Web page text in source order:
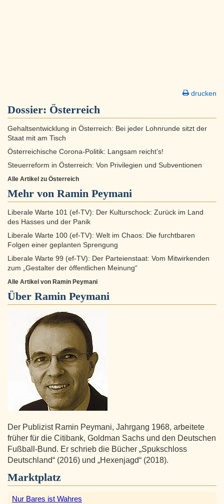
drucken
Dossier: Österreich
Gehaltsentwicklung in Österreich: Bei jeder Lohnrunde sitzt der
Staat mit am Tisch
Österreichische Corona-Politik: Langsam reicht’s!
Steuerreform in Österreich: Von Privilegien und Subventionen
Alle Artikel zu Österreich
Mehr von Ramin Peymani
Liberale Warte 101 (ef-TV): Der Kulturschock: Zurück im Land
des Hasses und der Panik
Liberale Warte 100 (ef-TV): Welt im Chaos: Die furchtbaren
Folgen einer geplanten Sprengung
Liberale Warte 99 (ef-TV): Der Parteienstaat: Vom Mitwirkenden
zum „Gestalter der öffentlichen Meinung“
Alle Artikel von Ramin Peymani
Über Ramin Peymani
Der Publizist Ramin Peymani, Jahrgang 1968, arbeitete
früher für die Citibank, Goldman Sachs und den Deutschen
Fußball-Bund. Er schrieb die Bücher „Spukschloss
Deutschland“ (2016) und „Hexenjagd“ (2018).
Marktplatz
Nur Bares ist Wahres